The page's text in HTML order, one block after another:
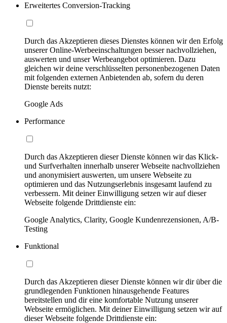
Erweitertes Conversion-Tracking
Durch das Akzeptieren dieses Dienstes können wir den Erfolg
unserer Online-Werbeeinschaltungen besser nachvollziehen,
auswerten und unser Werbeangebot optimieren. Dazu
gleichen wir deine verschlüsselten personenbezogenen Daten
mit folgenden externen Anbietenden ab, sofern du deren
Dienste bereits nutzt:
Google Ads
Performance
Durch das Akzeptieren dieser Dienste können wir das Klick-
und Surfverhalten innerhalb unserer Webseite nachvollziehen
und anonymisiert auswerten, um unsere Webseite zu
optimieren und das Nutzungserlebnis insgesamt laufend zu
verbessern. Mit deiner Einwilligung setzen wir auf dieser
Webseite folgende Drittdienste ein:
Google Analytics, Clarity, Google Kundenrezensionen, A/B-
Testing
Funktional
Durch das Akzeptieren dieser Dienste können wir dir über die
grundlegenden Funktionen hinausgehende Features
bereitstellen und dir eine komfortable Nutzung unserer
Webseite ermöglichen. Mit deiner Einwilligung setzen wir auf
dieser Webseite folgende Drittdienste ein: